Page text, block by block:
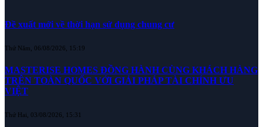
Đề xuất mới về thời hạn sử dụng chung cư
Thứ Năm, 06/08/2026, 15:19
MASTERISE HOMES ĐỒNG HÀNH CÙNG KHÁCH HÀNG
TRÊN TOÀN QUỐC VỚI GIẢI PHÁP TÀI CHÍNH ƯU
VIỆT
Thứ Hai, 03/08/2026, 15:31